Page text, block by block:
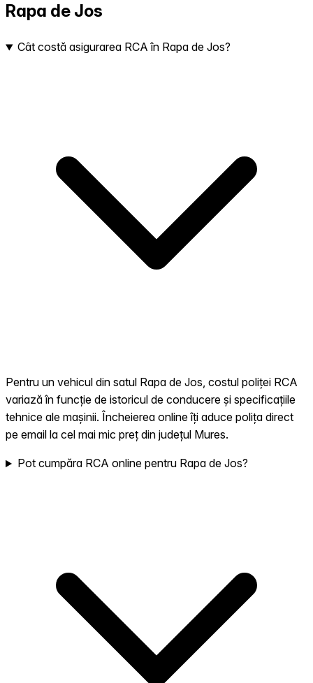
Rapa de Jos
Cât costă asigurarea RCA în Rapa de Jos?
Pentru un vehicul din satul Rapa de Jos, costul poliței RCA
variază în funcție de istoricul de conducere și specificațiile
tehnice ale mașinii. Încheierea online îți aduce polița direct
pe email la cel mai mic preț din județul Mures.
Pot cumpăra RCA online pentru Rapa de Jos?